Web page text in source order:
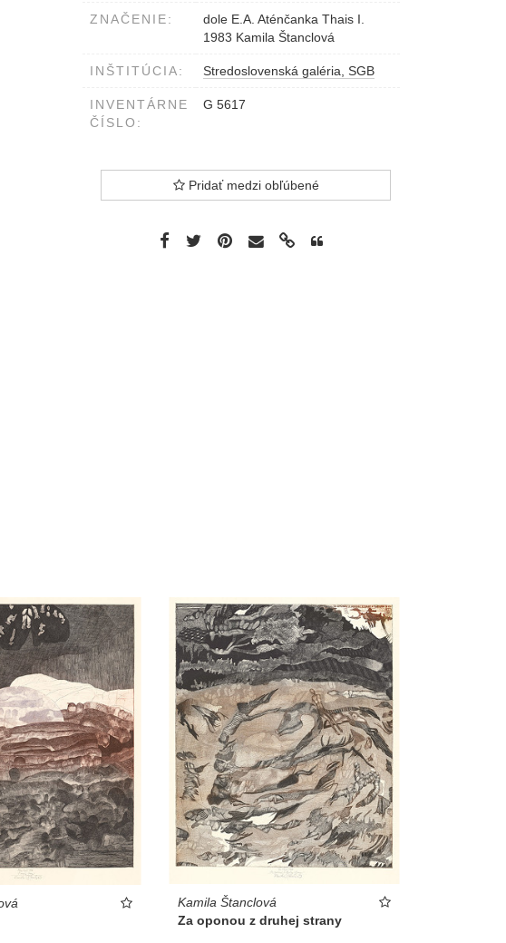
ZNAČENIE:
dole E.A. Aténčanka Thais I.
1983 Kamila Štanclová
INŠTITÚCIA: Stredoslovenská galéria, SGB
INVENTÁRNE
ČÍSLO:
G 5617
Pridať medzi obľúbené
Kamila Štanclová
Za oponou z druhej strany